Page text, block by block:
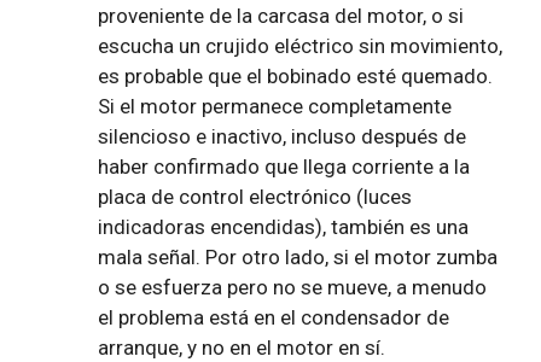
proveniente de la carcasa del motor, o si
escucha un crujido eléctrico sin movimiento,
es probable que el bobinado esté quemado.
Si el motor permanece completamente
silencioso e inactivo, incluso después de
haber confirmado que llega corriente a la
placa de control electrónico (luces
indicadoras encendidas), también es una
mala señal. Por otro lado, si el motor zumba
o se esfuerza pero no se mueve, a menudo
el problema está en el condensador de
arranque, y no en el motor en sí.